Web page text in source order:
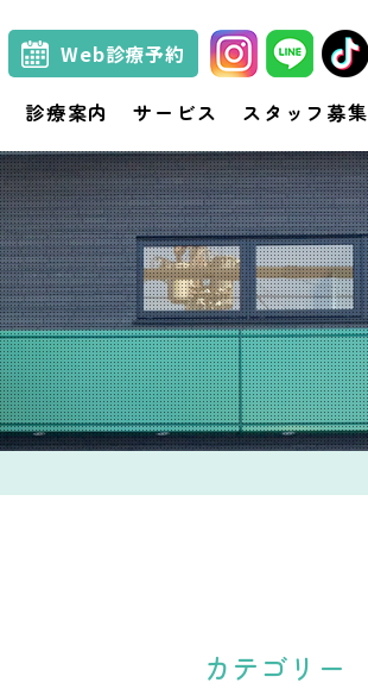
Web診療予約
診療案内 サービス スタッフ募集
カテゴリー